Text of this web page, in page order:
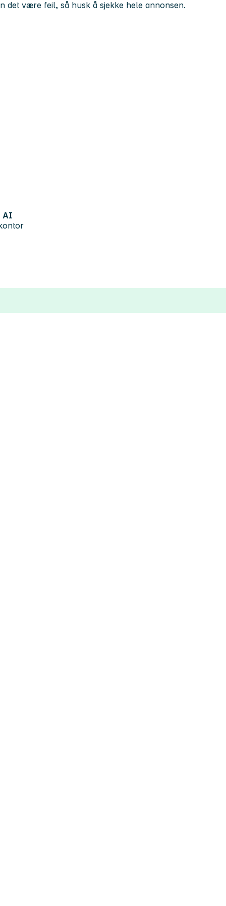
AI
det være feil, så husk å sjekke hele annonsen.